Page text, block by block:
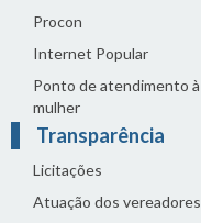
Procon
Internet Popular
Ponto de atendimento à
mulher
Transparência
Licitações
Atuação dos vereadores